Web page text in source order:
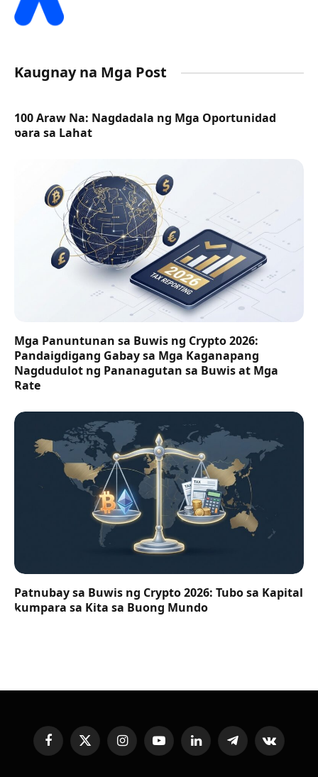
Kaugnay na Mga Post
100 Araw Na: Nagdadala ng Mga Oportunidad
para sa Lahat
Mga Panuntunan sa Buwis ng Crypto 2026:
Pandaigdigang Gabay sa Mga Kaganapang
Nagdudulot ng Pananagutan sa Buwis at Mga
Rate
Patnubay sa Buwis ng Crypto 2026: Tubo sa Kapital
kumpara sa Kita sa Buong Mundo
FacebookX
(Twitter)
InstagramYouTubeLinkedInTelegramVKontakte